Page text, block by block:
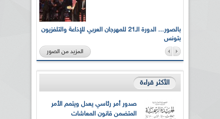
بالصور... الدورة الـ21 للمهرجان العربي للإذاعة والتلفزيون
بتونس
المزيد من الصور
الأكثر قراءة
صدور أمر رئاسي يعدل ويتمم الأمر
المتضمن قانون المعاشات